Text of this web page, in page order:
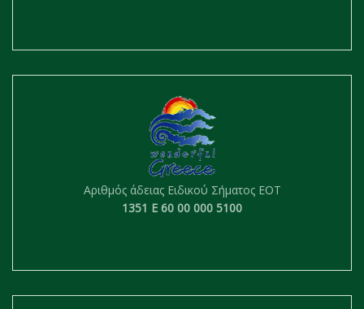
Αριθμός άδειας Ειδικού Σήματος ΕΟΤ
1351 Ε 60 00 000 5100